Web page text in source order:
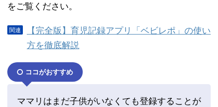
をご覧ください。
【完全版】育児記録アプリ「ベビレポ」の使い
方を徹底解説
ココがおすすめ
ママリはまだ子供がいなくても登録することが